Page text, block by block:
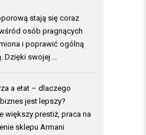
stają się coraz
osób pragnących
i poprawić ogólną
Dzięki swojej …
a etat – dlaczego
jest lepszy?
większy prestiż, praca na
sklepu Armani